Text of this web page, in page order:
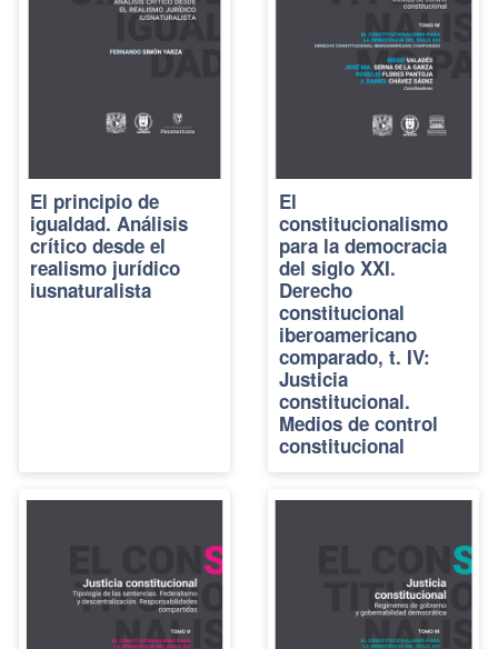
El principio de
igualdad. Análisis
crítico desde el
realismo jurídico
iusnaturalista
El
constitucionalismo
para la democracia
del siglo XXI.
Derecho
constitucional
iberoamericano
comparado, t. IV:
Justicia
constitucional.
Medios de control
constitucional